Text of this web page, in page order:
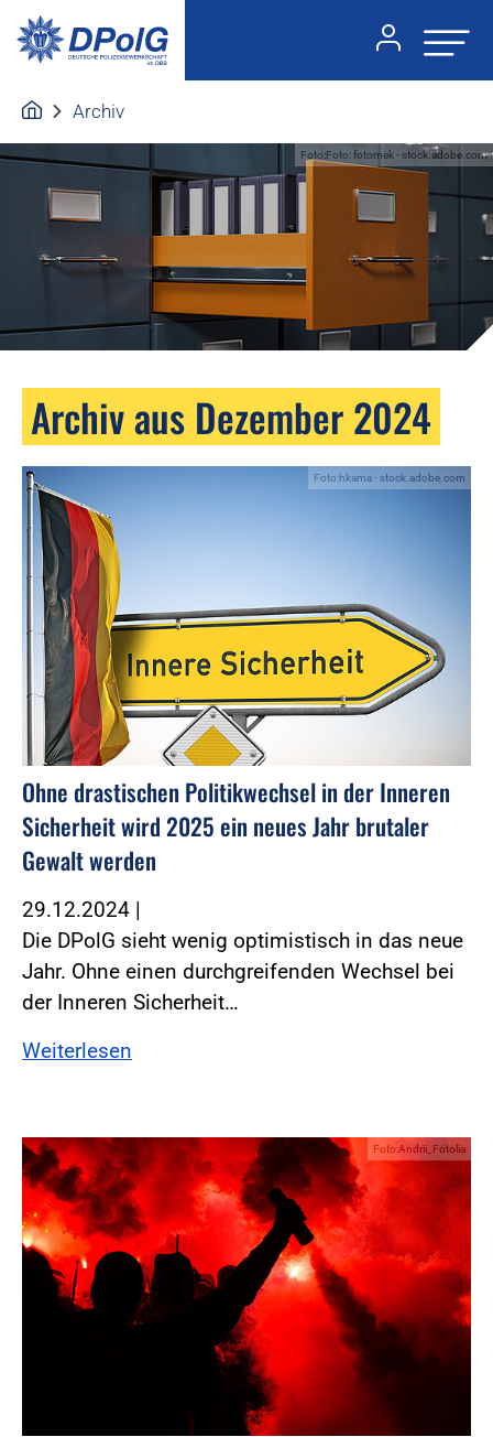
Archiv
Foto:Foto: fotomek - stock.adobe.com
Archiv aus Dezember 2024
Foto:hkama - stock.adobe.com
Ohne drastischen Politikwechsel in der Inneren
Sicherheit wird 2025 ein neues Jahr brutaler
Gewalt werden
29.12.2024 |
Die DPolG sieht wenig optimistisch in das neue
Jahr. Ohne einen durchgreifenden Wechsel bei
der Inneren Sicherheit…
Weiterlesen
Foto:Andrii_Fotolia